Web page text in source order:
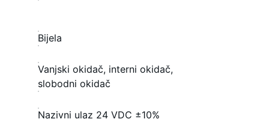
Bijela
Vanjski okidač, interni okidač,
slobodni okidač
Nazivni ulaz 24 VDC ±10%